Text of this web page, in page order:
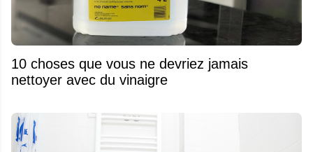
10 choses que vous ne devriez jamais
nettoyer avec du vinaigre